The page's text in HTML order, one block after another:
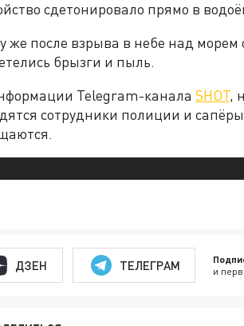
сдетонировало прямо в
же после взрыва в небе над
брызги и пыль.
Telegram-канала SHOT,
сотрудники полиции и
ДЗЕН ТЕЛЕГРАМ и